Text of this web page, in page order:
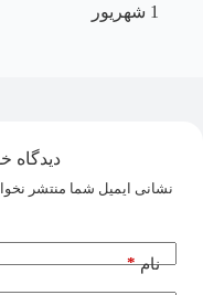
1 شهریور
دیدگاه
نشانی ایمیل شما منتشر
نام*